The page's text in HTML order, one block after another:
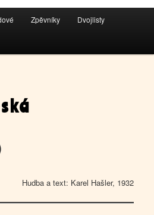
Zpěvníky Dvojlisty
Hudba a text: Karel Hašler, 1932